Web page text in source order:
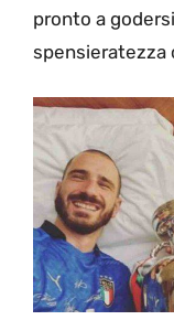
pronto a
spensieratezza